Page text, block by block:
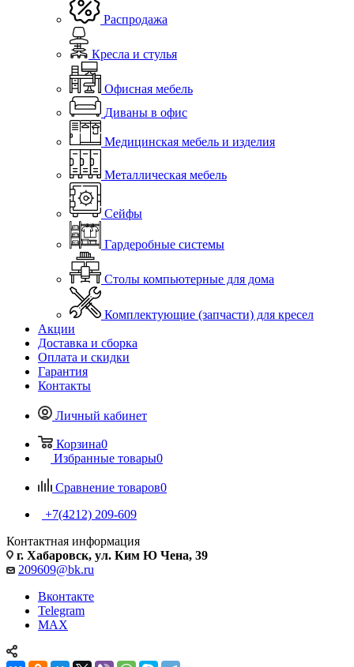
Распродажа
Кресла и стулья
Офисная мебель
Диваны в офис
Медицинская мебель и изделия
Металлическая мебель
Сейфы
Гардеробные системы
Столы компьютерные для дома
Комплектующие (запчасти) для кресел
Акции
Доставка и сборка
Оплата и скидки
Гарантия
Контакты
Личный кабинет
Корзина0
Избранные товары0
Сравнение товаров0
+7(4212) 209-609
Контактная информация
г. Хабаровск, ул. Ким Ю Чена, 39
209609@bk.ru
Вконтакте
Telegram
MAX